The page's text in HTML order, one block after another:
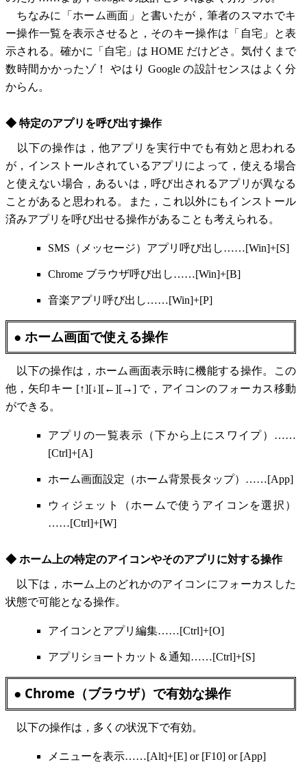
ちなみに「ホーム画面」と書いたが，筆者のスマホでキ
ー操作一覧を表示させると，そのキー操作は「自宅」と表
示される。確かに「自宅」は HOME だけどさ。気付くまで
数時間かかったゾ！ やはり Google の設計センスはよく分
からん。
◆ 特定のアプリを呼び出す操作
以下の操作は，他アプリを実行中でも有効と思われる
が，インストールされているアプリによって，使える場合
と使えない場合，あるいは，呼び出されるアプリが異なる
ことがあると思われる。また，これ以外にもインストール
済みアプリを呼び出せる操作があることも考えられる。
SMS（メッセージ）アプリ呼び出し……[Win]+[S]
Chrome ブラウザ呼び出し……[Win]+[B]
音楽アプリ呼び出し……[Win]+[P]
● ホーム画面で使える操作
以下の操作は，ホーム画面表示時に機能する操作。この
他，矢印キー [↑][↓][←][→] で，アイコンのフォーカス移動
ができる。
アプリの一覧表示（下から上にスワイプ）……
[Ctrl]+[A]
ホーム画面設定（ホーム背景長タップ）……[App]
ウィジェット（ホームで使うアイコンを選択）
……[Ctrl]+[W]
◆ ホーム上の特定のアイコンやそのアプリに対する操作
以下は，ホーム上のどれかのアイコンにフォーカスした
状態で可能となる操作。
アイコンとアプリ編集……[Ctrl]+[O]
アプリショートカット＆通知……[Ctrl]+[S]
● Chrome（ブラウザ）で有効な操作
以下の操作は，多くの状況下で有効。
メニューを表示……[Alt]+[E] or [F10] or [App]